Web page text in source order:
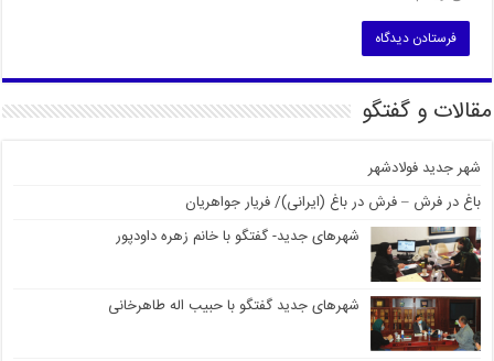
مقالات و گفتگو
شهر جدید فولادشهر
باغ در فرش – فرش در باغ (ایرانی)/ فریار جواهریان
شهرهای جدید- گفتگو با خانم زهره داودپور
شهرهای جدید گفتگو با حبیب اله طاهرخانی